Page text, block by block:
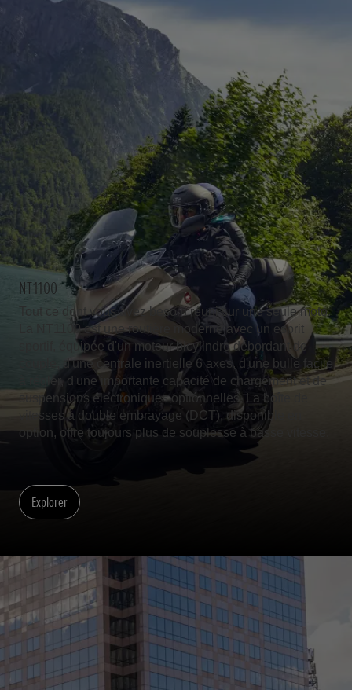
NT1100
Tout ce dont vous avez besoin réuni sur une seule moto.
La NT1100 est une routière moderne avec un esprit
sportif, équipée d'un moteur bicylindre débordant de
couple, d'une centrale inertielle 6 axes, d'une bulle facile
à régler, d'une importante capacité de chargement et de
suspensions électroniques optionnelles. La boîte de
vitesses à double embrayage (DCT), disponible en
option, offre toujours plus de souplesse à basse vitesse.
Explorer